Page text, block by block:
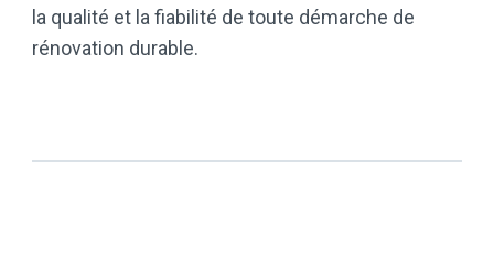
la qualité et la fiabilité de toute démarche de
rénovation durable.